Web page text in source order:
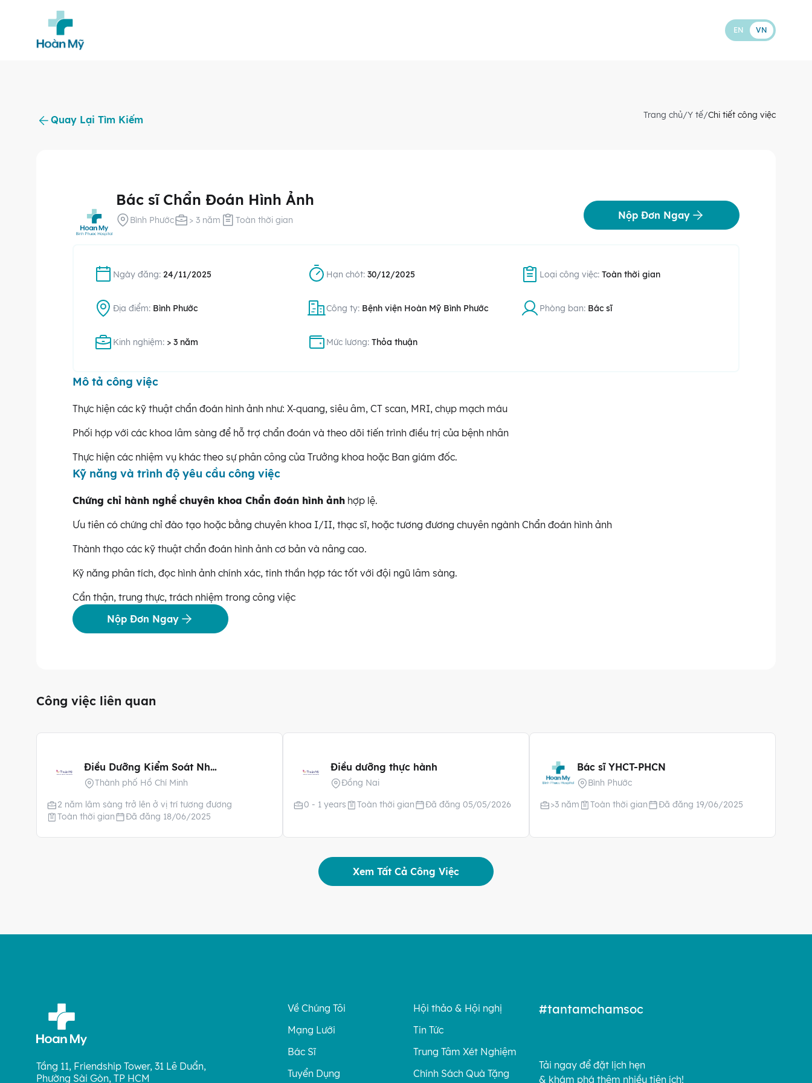
EN VN
Quay Lại Tìm Kiếm Trang chủ/Y tế/Chi tiết công việc
Bác sĩ Chẩn Đoán Hình Ảnh
Bình Phước > 3 năm Toàn thời gian Nộp Đơn Ngay
Ngày đăng: 24/11/2025 Hạn chót:30/12/2025 Loại công việc: Toàn thời gian
Địa điểm: Bình Phước Công ty: Bệnh viện Hoàn Mỹ Bình Phước Phòng ban: Bác sĩ
Kinh nghiệm: > 3 năm Mức lương:Thỏa thuận
Mô tả công việc
Thực hiện các kỹ thuật chẩn đoán hình ảnh như: X-quang, siêu âm, CT scan, MRI, chụp mạch máu
Phối hợp với các khoa lâm sàng để hỗ trợ chẩn đoán và theo dõi tiến trình điều trị của bệnh nhân
Thực hiện các nhiệm vụ khác theo sự phân công của Trưởng khoa hoặc Ban giám đốc.
Kỹ năng và trình độ yêu cầu công việc
Chứng chỉ hành nghề chuyên khoa Chẩn đoán hình ảnh hợp lệ.
Ưu tiên có chứng chỉ đào tạo hoặc bằng chuyên khoa I/II, thạc sĩ, hoặc tương đương chuyên ngành Chẩn đoán hình ảnh
Thành thạo các kỹ thuật chẩn đoán hình ảnh cơ bản và nâng cao.
Kỹ năng phân tích, đọc hình ảnh chính xác, tinh thần hợp tác tốt với đội ngũ lâm sàng.
Cẩn thận, trung thực, trách nhiệm trong công việc
Nộp Đơn Ngay
Công việc liên quan
Điều Dưỡng Kiểm Soát Nhiễm Khuẩn
Thành phố Hồ Chí Minh
2 năm lâm sàng trở lên ở vị trí tương đương
Toàn thời gian
Đã đăng 18/06/2025
Điều dưỡng thực hành
Đồng Nai
0 - 1 years
Toàn thời gian Đã đăng 05/05/2026
Bác sĩ YHCT-PHCN
Bình Phước
>3 năm
Toàn thời gian Đã đăng 19/06/2025
Xem Tất Cả Công Việc
Tầng 11, Friendship Tower, 31 Lê Duẩn,
Phường Sài Gòn, TP HCM
Về Chúng Tôi
Mạng Lưới
Bác Sĩ
Tuyển Dụng
Hội thảo & Hội nghị
Tin Tức
Trung Tâm Xét Nghiệm
Chính Sách Quà Tặng
#tantamchamsoc
Tải ngay để đặt lịch hẹn
& khám phá thêm nhiều tiện ích!